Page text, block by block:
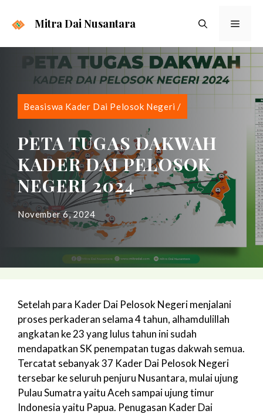
Mitra Dai Nusantara Menu
Beasiswa Kader Dai Pelosok Negeri /
PETA TUGAS DAKWAH
KADER DAI PELOSOK
NEGERI 2024
November 6, 2024
Setelah para Kader Dai Pelosok Negeri menjalani
proses perkaderan selama 4 tahun, alhamdulillah
angkatan ke 23 yang lulus tahun ini sudah
mendapatkan SK penempatan tugas dakwah semua.
Tercatat sebanyak 37 Kader Dai Pelosok Negeri
tersebar ke seluruh penjuru Nusantara, mulai ujung
Pulau Sumatra yaitu Aceh sampai ujung timur
Indonesia yaitu Papua. Penugasan Kader Dai